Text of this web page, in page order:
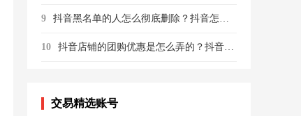
9 抖音黑名单的人怎么彻底删除？抖音怎么拉黑永久删除
10 抖音店铺的团购优惠是怎么弄的？抖音怎么挂别人的优惠团购有佣金
交易精选账号